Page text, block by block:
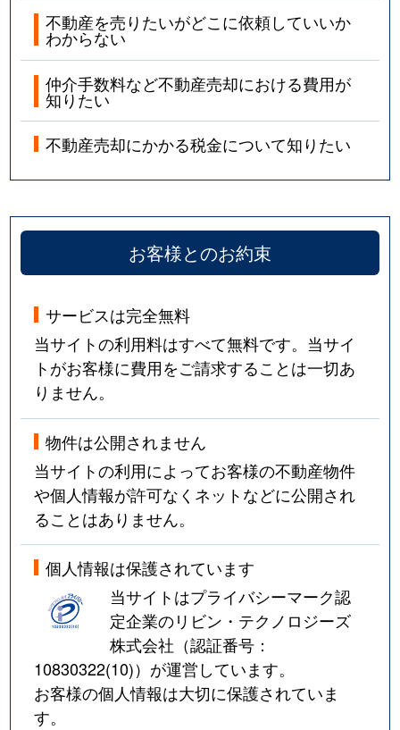
不動産を売りたいがどこに依頼していいか
わからない
仲介手数料など不動産売却における費用が
知りたい
不動産売却にかかる税金について知りたい
お客様とのお約束
サービスは完全無料
当サイトの利用料はすべて無料です。当サイ
トがお客様に費用をご請求することは一切あ
りません。
物件は公開されません
当サイトの利用によってお客様の不動産物件
や個人情報が許可なくネットなどに公開され
ることはありません。
個人情報は保護されています
当サイトはプライバシーマーク認
定企業のリビン・テクノロジーズ
株式会社（認証番号：
10830322(10)）が運営しています。
お客様の個人情報は大切に保護されていま
す。